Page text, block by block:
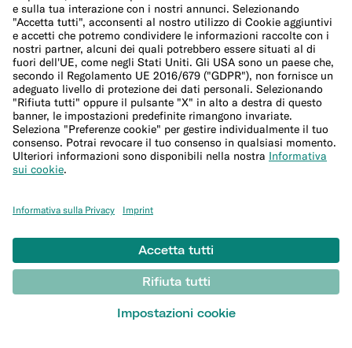
Calcolatore di budget per le festività
Altro
Conto studenti
Sicurezza
Invita i tuoi amici
Bonifici esteri
Documenti legaliInformativa sulla Privacy